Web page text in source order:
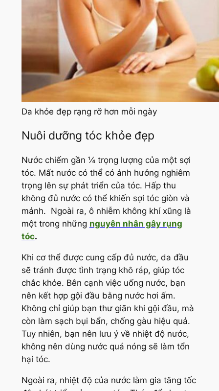
Da khỏe đẹp rạng rỡ hơn mỗi ngày
Nuôi dưỡng tóc khỏe đẹp
Nước chiếm gần ¼ trọng lượng của một sợi
tóc. Mất nước có thể có ảnh hưởng nghiêm
trọng lên sự phát triển của tóc. Hấp thu
không đủ nước có thể khiến sợi tóc giòn và
mảnh. Ngoài ra, ô nhiễm không khí xũng là
một trong những nguyên nhân gây rụng
tóc.
Khi cơ thể được cung cấp đủ nước, da đầu
sẽ tránh được tình trạng khô ráp, giúp tóc
chắc khỏe. Bên cạnh việc uống nước, bạn
nên kết hợp gội đầu bằng nước hơi ấm.
Không chỉ giúp bạn thư giãn khi gội đầu, mà
còn làm sạch bụi bẩn, chống gàu hiệu quả.
Tuy nhiên, bạn nên lưu ý về nhiệt độ nước,
không nên dùng nước quá nóng sẽ làm tổn
hại tóc.
Ngoài ra, nhiệt độ của nước làm gia tăng tốc